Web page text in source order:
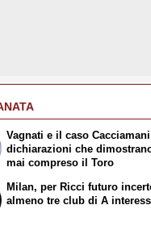
Vagnati e il caso
dichiarazioni che
mai compreso il Toro
Milan, per Ricci futuro
almeno tre club di A